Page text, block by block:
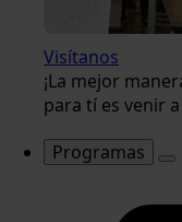
Visítanos
¡La mejor
para tí es venir
Programas